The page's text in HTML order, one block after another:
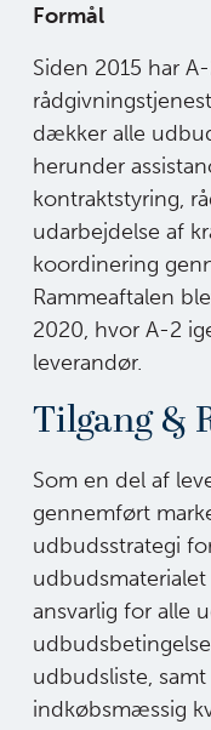
Formål
Siden 2015 har
dækker alle
herunder
kontraktstyring,
udarbejdelse af
koordinering
Rammeaftalen
2020, hvor A-2
leverandør.
Tilgang &
Som en del af
gennemført
udbudsstrategi
ansvarlig for alle
udbudsliste,
indkøbsmæssig